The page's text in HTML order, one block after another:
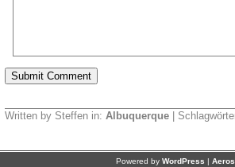
Written by Steffen in: Albuquerque|
Powered by WordPress |